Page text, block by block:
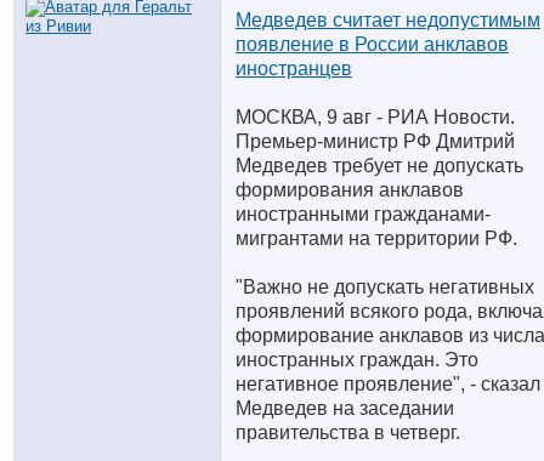
Медведев считает недопустимым
появление в России анклавов
иностранцев
МОСКВА, 9 авг - РИА Новости.
Премьер-министр РФ Дмитрий
Медведев требует не допускать
формирования анклавов
иностранными гражданами-
мигрантами на территории РФ.
"Важно не допускать негативных
проявлений всякого рода,
формирование анклавов из числа
иностранных граждан. Это
негативное проявление", - сказал
Медведев на заседании
правительства в четверг.